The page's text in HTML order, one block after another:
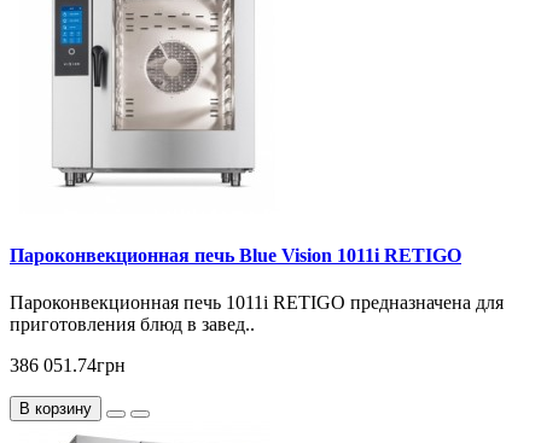
Пароконвекционная печь Blue Vision 1011i RETIGO
Пароконвекционная печь 1011i RETIGO предназначена для
приготовления блюд в завед..
386 051.74грн
В корзину